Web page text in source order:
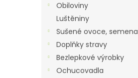
Obiloviny
Luštěniny
Sušené ovoce, semena
Doplňky stravy
Bezlepkové výrobky
Ochucovadla